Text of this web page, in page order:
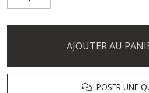
AJOUTER AU
POSER UNE